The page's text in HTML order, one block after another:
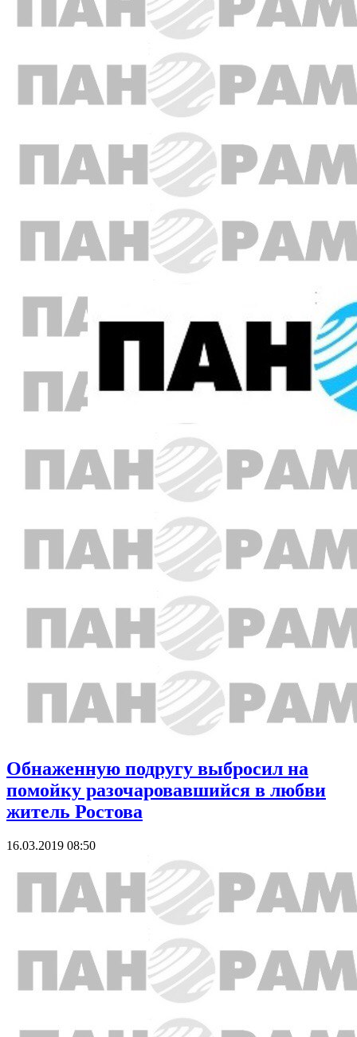
Обнаженную подругу выбросил на
помойку разочаровавшийся в любви
житель Ростова
16.03.2019 08:50